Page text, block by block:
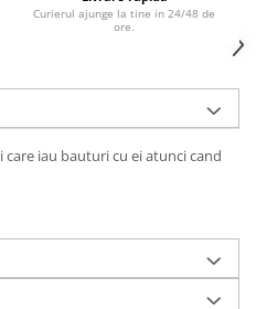
Curierul ajunge la tine in 24/48 de
ore.
iau bauturi cu ei atunci cand